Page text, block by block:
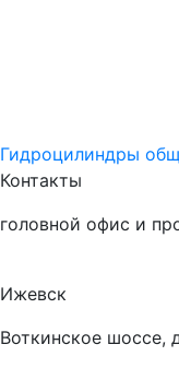
Гидроцилиндры
Контакты
головной офис и
Ижевск
Воткинское шоссе,